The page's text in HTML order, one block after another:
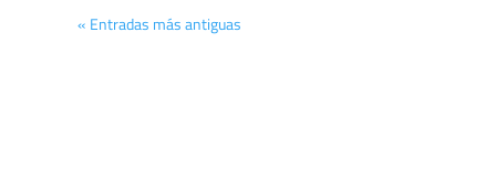
« Entradas más antiguas